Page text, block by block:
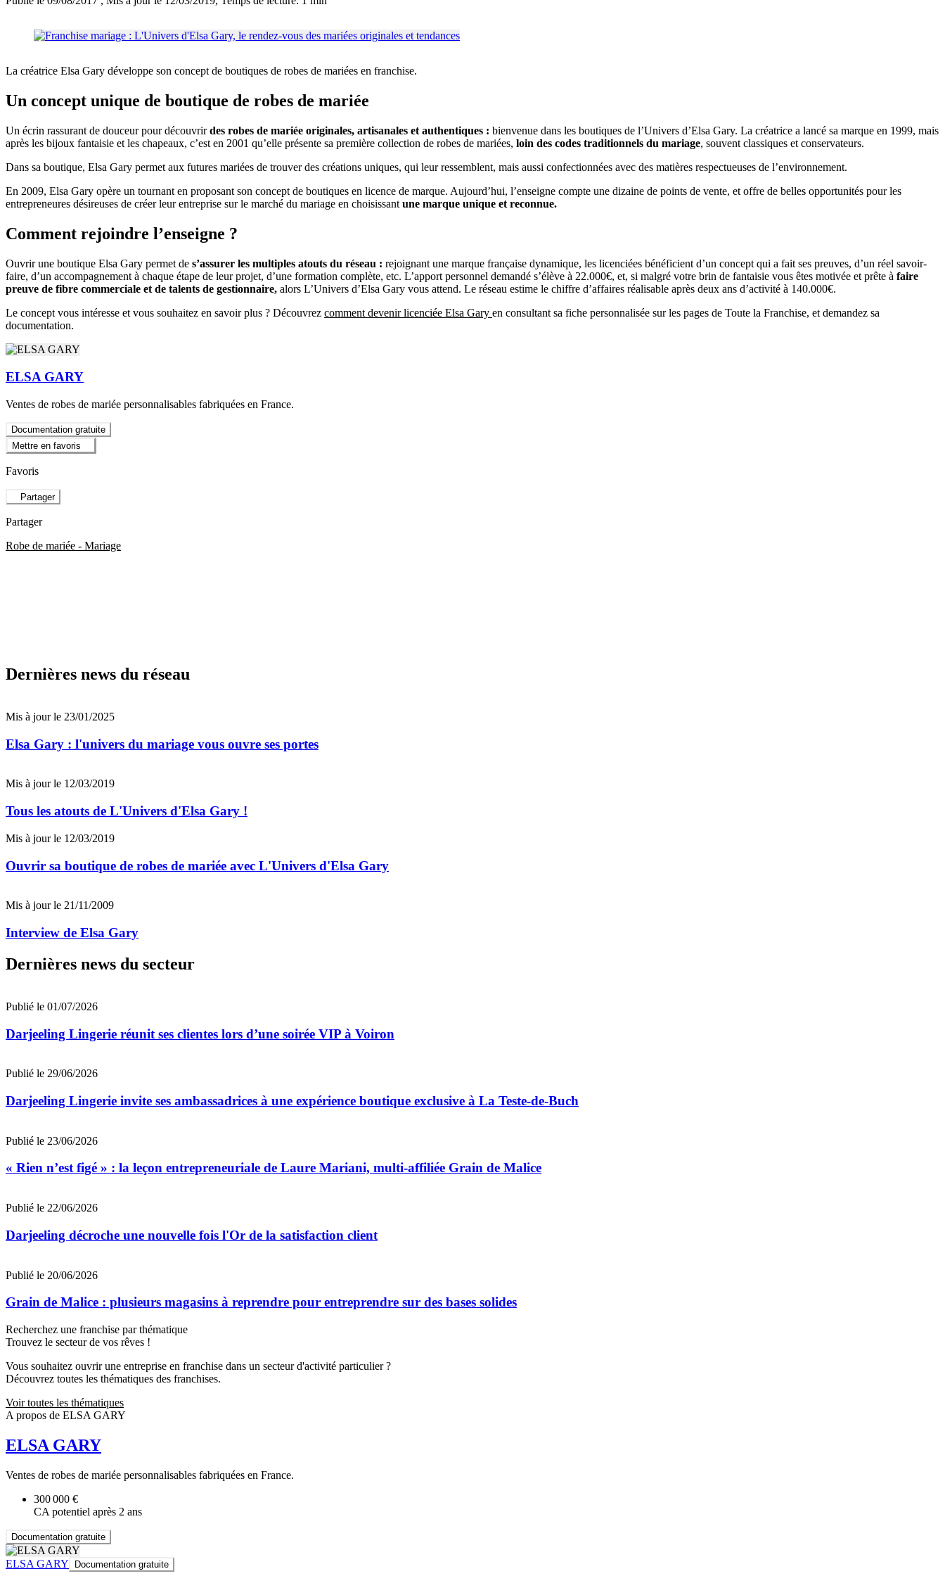
La créatrice Elsa Gary développe son concept de boutiques de robes de mariées en franchise.
Un concept unique de boutique de robes de mariée
Un écrin rassurant de douceur pour découvrirdes robes de mariée originales, artisanales et authentiques : bienvenue dans les boutiques de l’Univers d’Elsa Gary. La créatrice a lancé sa marque en 1999, mais
après les bijoux fantaisie et les chapeaux, c’est en 2001 qu’elle présente sa première collection de robes de mariées, loin des codes traditionnels du mariage, souvent classiques et conservateurs.
Dans sa boutique, Elsa Gary permet aux futures mariées de trouver des créations uniques, qui leur ressemblent, mais aussi confectionnées avec des matières respectueuses de l’environnement.
En 2009, Elsa Gary opère un tournant en proposant son concept de boutiques en licence de marque. Aujourd’hui, l’enseigne compte une dizaine de points de vente, et offre de belles opportunités pour les
entrepreneures désireuses de créer leur entreprise sur le marché du mariage en choisissant une marque unique et reconnue.
Comment rejoindre l’enseigne ?
Ouvrir une boutique Elsa Gary permet de s’assurer les multiples atouts du réseau : rejoignant une marque française dynamique, les licenciées bénéficient d’un concept qui a fait ses preuves, d’un réel savoir-
faire, d’un accompagnement à chaque étape de leur projet, d’une formation complète, etc. L’apport personnel demandé s’élève à 22.000€, et, si malgré votre brin de fantaisie vous êtes motivée et prête à faire
preuve de fibre commerciale et de talents de gestionnaire, alors L’Univers d’Elsa Gary vous attend. Le réseau estime le chiffre d’affaires réalisable après deux ans d’activité à 140.000€.
Le concept vous intéresse et vous souhaitez en savoir plus ? Découvrez comment devenir licenciée Elsa Gary en consultant sa fiche personnalisée sur les pages de Toute la Franchise, et demandez sa
documentation.
ELSA GARY
Ventes de robes de mariée personnalisables fabriquées en France.
Documentation gratuite
Mettre en favoris
Favoris
Partager
Partager
Robe de mariée - Mariage
Dernières news du réseau
Mis à jour le 23/01/2025
Elsa Gary : l'univers du mariage vous ouvre ses portes
Mis à jour le 12/03/2019
Tous les atouts de L'Univers d'Elsa Gary !
Mis à jour le 12/03/2019
Ouvrir sa boutique de robes de mariée avec L'Univers d'Elsa Gary
Mis à jour le 21/11/2009
Interview de Elsa Gary
Dernières news du secteur
Publié le 01/07/2026
Darjeeling Lingerie réunit ses clientes lors d’une soirée VIP à Voiron
Publié le 29/06/2026
Darjeeling Lingerie invite ses ambassadrices à une expérience boutique exclusive à La Teste-de-Buch
Publié le 23/06/2026
« Rien n’est figé » : la leçon entrepreneuriale de Laure Mariani, multi-affiliée Grain de Malice
Publié le 22/06/2026
Darjeeling décroche une nouvelle fois l'Or de la satisfaction client
Publié le 20/06/2026
Grain de Malice : plusieurs magasins à reprendre pour entreprendre sur des bases solides
Recherchez une franchise par thématique
Trouvez le secteur de vos rêves !
Vous souhaitez ouvrir une entreprise en franchise dans un secteur d'activité particulier ?
Découvrez toutes les thématiques des franchises.
Voir toutes les thématiques
A propos de ELSA GARY
ELSA GARY
Ventes de robes de mariée personnalisables fabriquées en France.
300 000 €
CA potentiel après 2 ans
Documentation gratuite
ELSA GARY Documentation gratuite